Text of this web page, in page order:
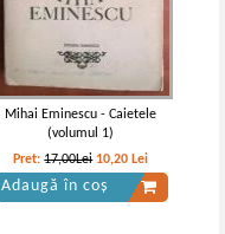
Mihai Eminescu - Caietele
(volumul 1)
Pret:17,00Lei 10,20 Lei
Adaugă în coș